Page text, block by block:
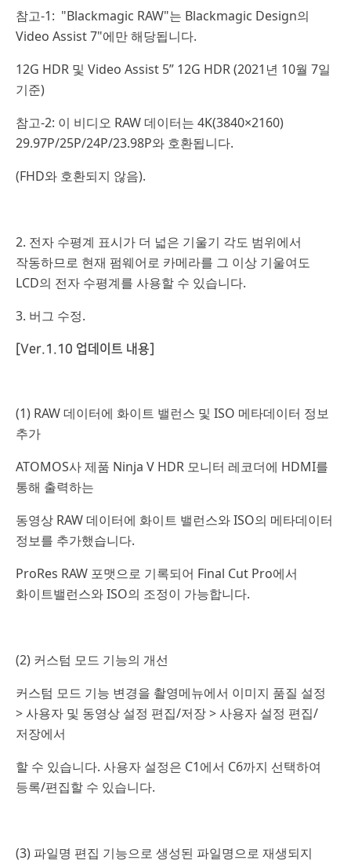
참고-1: "Blackmagic RAW"는 Blackmagic Design의
Video Assist 7"에만 해당됩니다.
12G HDR 및 Video Assist 5” 12G HDR (2021년 10월 7일
기준)
참고-2: 이 비디오 RAW 데이터는 4K(3840×2160)
29.97P/25P/24P/23.98P와 호환됩니다.
(FHD와 호환되지 않음).
2. 전자 수평계 표시가 더 넓은 기울기 각도 범위에서
작동하므로 현재 펌웨어로 카메라를 그 이상 기울여도
LCD의 전자 수평계를 사용할 수 있습니다.
3. 버그 수정.
[Ver.1.10 업데이트 내용]
(1) RAW 데이터에 화이트 밸런스 및 ISO 메타데이터 정보
추가
ATOMOS사 제품 Ninja V HDR 모니터 레코더에 HDMI를
통해 출력하는
동영상 RAW 데이터에 화이트 밸런스와 ISO의 메타데이터
정보를 추가했습니다.
ProRes RAW 포맷으로 기록되어 Final Cut Pro에서
화이트밸런스와 ISO의 조정이 가능합니다.
(2) 커스텀 모드 기능의 개선
커스텀 모드 기능 변경을 촬영메뉴에서 이미지 품질 설정
> 사용자 및 동영상 설정 편집/저장 > 사용자 설정 편집/
저장에서
할 수 있습니다. 사용자 설정은 C1에서 C6까지 선택하여
등록/편집할 수 있습니다.
(3) 파일명 편집 기능으로 생성된 파일명으로 재생되지